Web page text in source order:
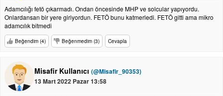
Adamcılığı fetö çıkarmadı. Ondan öncesinde MHP ve solcular yapıyordu.
Onlardansan bir yere giriyordun. FETÖ bunu katmerledi. FETÖ gitti ama mikro
adamcılık bitmedi
Beğendim (4) Beğenmedim (3) Cevapla
Misafir Kullanıcı (@Misafir_90353)
13 Mart 2022 Pazar 13:58